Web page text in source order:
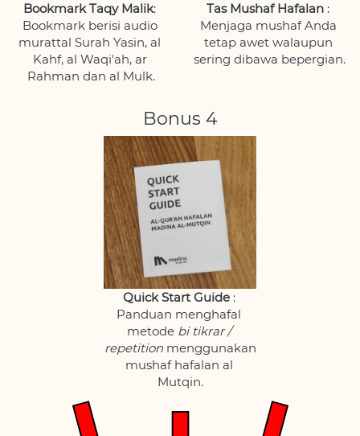
Bookmark Taqy Malik:
Bookmark berisi audio
murattal Surah Yasin, al
Kahf, al Waqi'ah, ar
Rahman dan al Mulk.
Tas Mushaf Hafalan :
Menjaga mushaf Anda
tetap awet walaupun
sering dibawa bepergian.
Bonus 4
Quick Start Guide :
Panduan menghafal
metode bi tikrar /
repetition menggunakan
mushaf hafalan al
Mutqin.